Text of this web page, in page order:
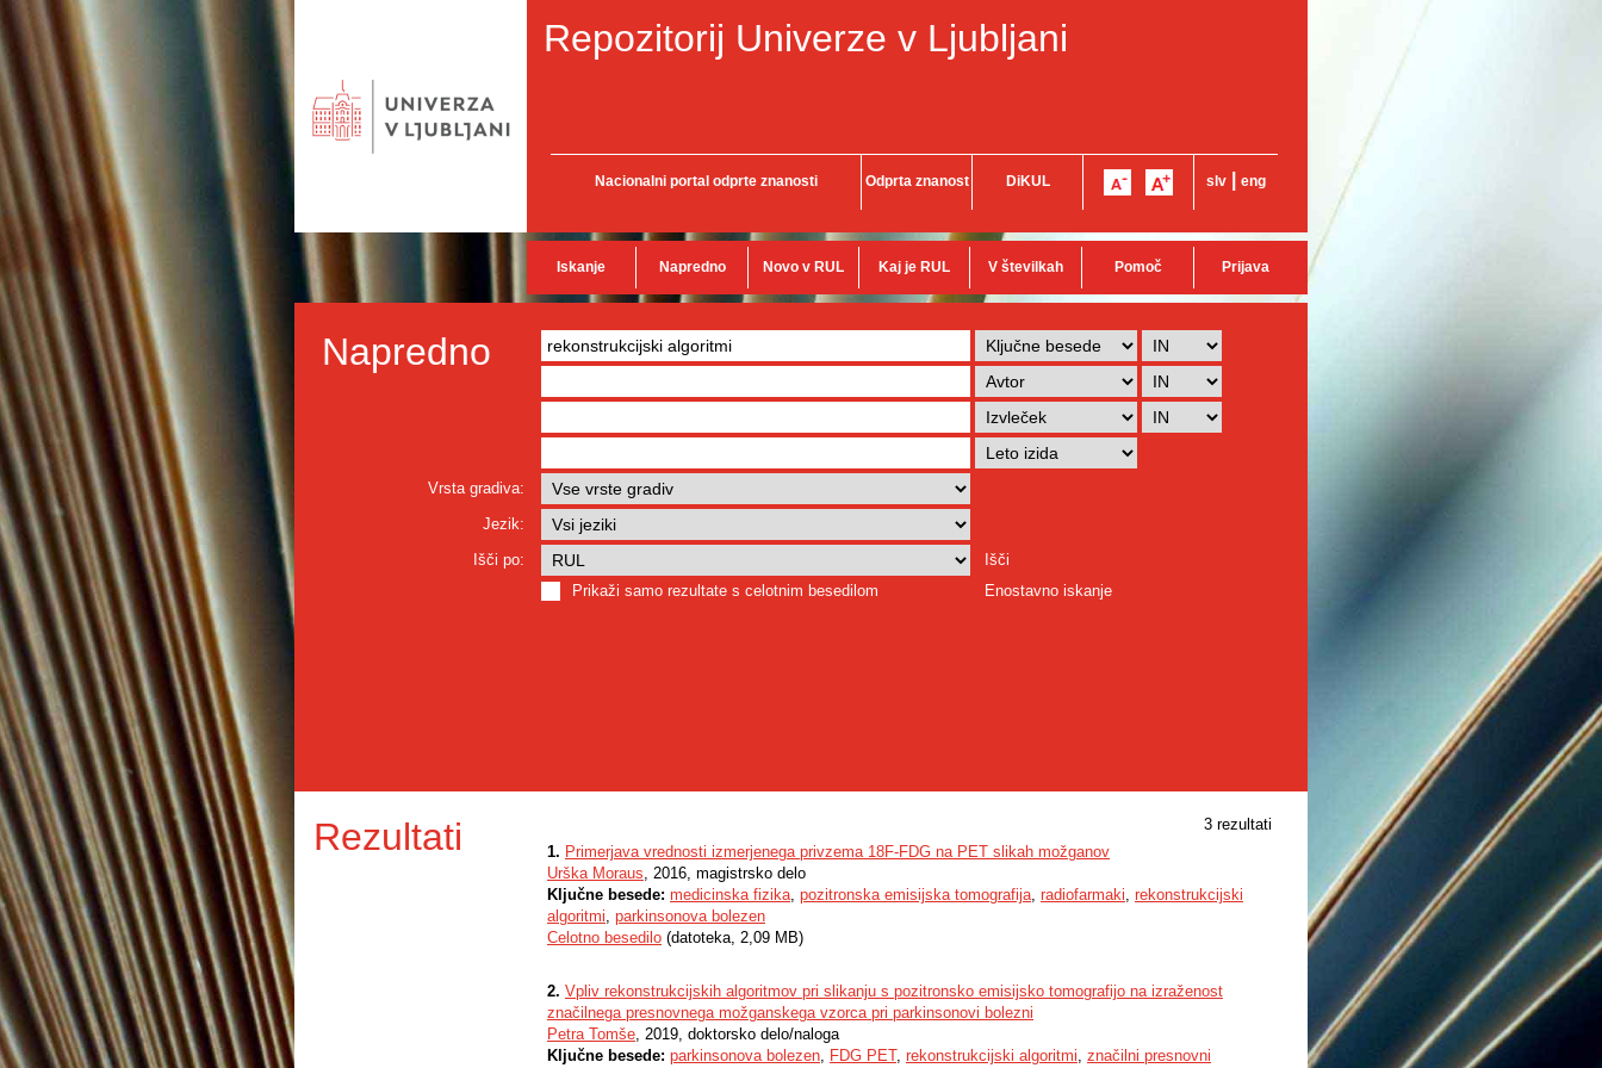
Repozitorij Univerze v Ljubljani
Nacionalni portal odprte znanosti Odprta znanost DiKUL slv eng
Iskanje Napredno Novo v RUL Kaj je RUL V številkah Pomoč Prijava
Napredno
Vrsta gradiva:
Jezik:
Išči po:
Išči
Prikaži samo rezultate s celotnim besedilom
Enostavno iskanje
Rezultati
3 rezultati
1. Primerjava vrednosti izmerjenega privzema 18F-FDG na PET slikah možganov
Urška Moraus, 2016, magistrsko delo
Ključne besede: medicinska fizika, pozitronska emisijska tomografija, radiofarmaki, rekonstrukcijski
algoritmi, parkinsonova bolezen
Celotno besedilo (datoteka, 2,09 MB)
2. Vpliv rekonstrukcijskih algoritmov pri slikanju s pozitronsko emisijsko tomografijo na izraženost
značilnega presnovnega možganskega vzorca pri parkinsonovi bolezni
Petra Tomše, 2019, doktorsko delo/naloga
Ključne besede: parkinsonova bolezen, FDG PET, rekonstrukcijski algoritmi, značilni presnovni